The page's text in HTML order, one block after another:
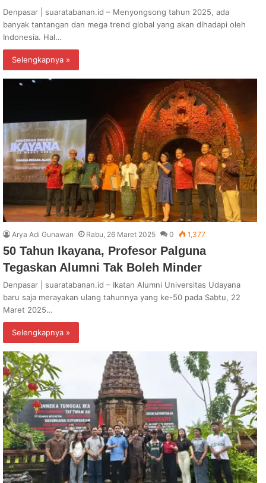
Denpasar | suaratabanan.id – Menyongsong tahun 2025, ada
banyak tantangan dan mega trend global yang akan dihadapi oleh
Indonesia. Hal…
Selengkapnya »
Arya Adi Gunawan Rabu, 26 Maret 2025 0 1,377
50 Tahun Ikayana, Profesor Palguna
Tegaskan Alumni Tak Boleh Minder
Denpasar | suaratabanan.id – Ikatan Alumni Universitas Udayana
baru saja merayakan ulang tahunnya yang ke-50 pada Sabtu, 22
Maret 2025…
Selengkapnya »